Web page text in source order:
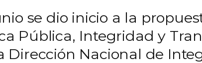
se dio inicio a la
Pública, Integridad y
Dirección Nacional de